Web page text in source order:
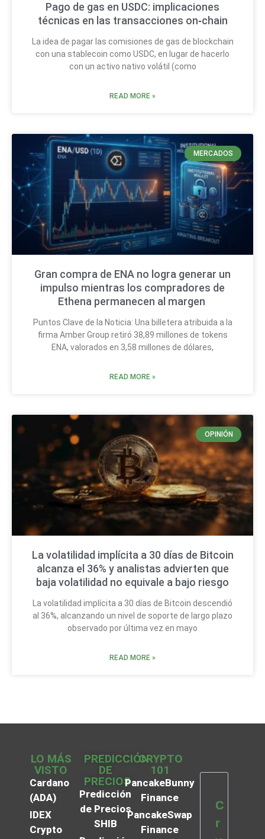
Pago de gas en USDC: implicaciones
técnicas en las transacciones on‑chain
La idea de pagar las comisiones de gas de blockchain
con una stablecoin como USDC, en lugar de hacerlo
con un activo nativo volátil (como
READ MORE »
MERCADOS
Gran compra de ENA no logra generar un
impulso mientras los compradores de
Ethena permanecen al margen
Puntos Clave de la Noticia: Una billetera atribuida a la
firma Amber Group retiró 38,89 millones de tokens
ENA, valorados en 3,58 millones de dólares,
READ MORE »
OPINIÓN
La volatilidad implícita a 30 días de Bitcoin
alcanza el 36% y analistas advierten que
baja volatilidad no equivale a bajo riesgo
La volatilidad implícita a 30 días de Bitcoin descendió
al 36%, alcanzando un nivel de soporte de largo plazo
observado por última vez en mayo
READ MORE »
LO MÁS
VISTO
Cardano
(ADA)
IDEX
Crypto
PREDICCIÓN
DE
PRECIOS
Predicción
de Precios
SHIB
CRYPTO
101
PancakeBunny
Finance
PancakeSwap
Finance
C
r